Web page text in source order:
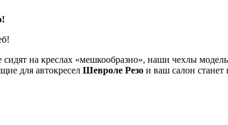
сидят на креслах «мешкообразно», наши чехлы
для автокресел Шевроле Резо и ваш салон